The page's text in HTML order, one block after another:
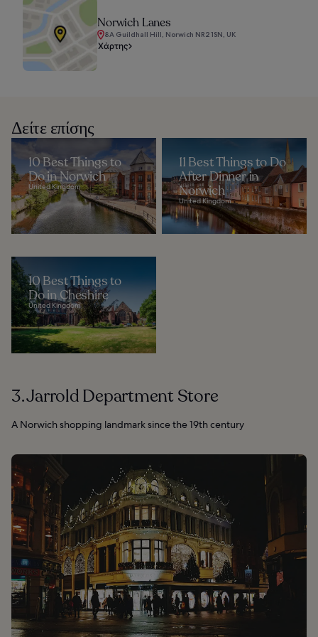
Norwich Lanes
8A Guildhall Hill, Norwich NR2 1SN, UK
Χάρτης
Δείτε επίσης
10 Best Things to
Do in Norwich
United Kingdom
11 Best Things to Do
After Dinner in
Norwich
United Kingdom
10 Best Things to
Do in Cheshire
United Kingdom
3. Jarrold Department Store
A Norwich shopping landmark since the 19th century